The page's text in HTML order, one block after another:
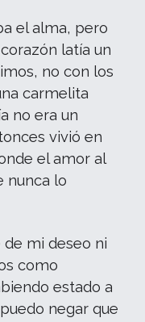
el alma, pero
latía un
no con los
carmelita
no era un
vivió en
el amor al
nunca lo
mi deseo ni
como
estado a
negar que